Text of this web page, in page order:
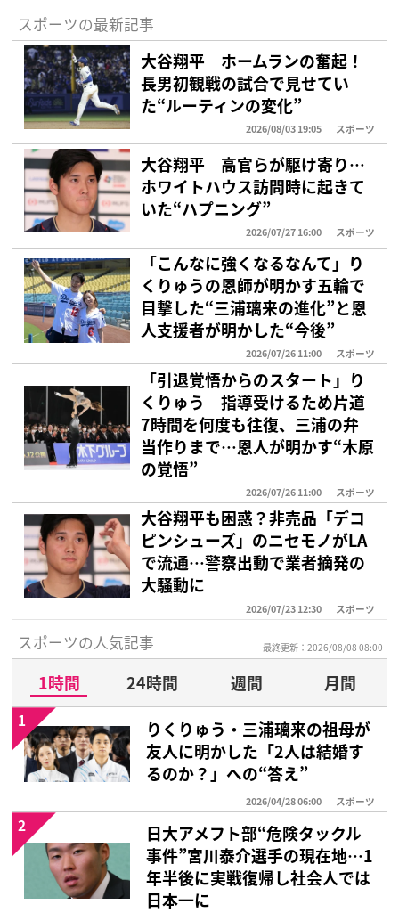
スポーツの最新記事
大谷翔平 ホームランの奮起！
長男初観戦の試合で見せてい
た“ルーティンの変化”
2026/08/03 19:05 スポーツ
大谷翔平 高官らが駆け寄り…
ホワイトハウス訪問時に起きて
いた“ハプニング”
2026/07/27 16:00 スポーツ
「こんなに強くなるなんて」り
くりゅうの恩師が明かす五輪で
目撃した“三浦璃来の進化”と恩
人支援者が明かした“今後”
2026/07/26 11:00 スポーツ
「引退覚悟からのスタート」り
くりゅう 指導受けるため片道
7時間を何度も往復、三浦の弁
当作りまで…恩人が明かす“木原
の覚悟”
2026/07/26 11:00 スポーツ
大谷翔平も困惑？非売品「デコ
ピンシューズ」のニセモノがLA
で流通…警察出動で業者摘発の
大騒動に
2026/07/23 12:30 スポーツ
スポーツの人気記事 最終更新：2026/08/08 08:00
1時間 24時間 週間
月間
りくりゅう・三浦璃来の祖母が
友人に明かした「2人は結婚す
るのか？」への“答え”
2026/04/28 06:00 スポーツ
1
日大アメフト部“危険タックル
事件”宮川泰介選手の現在地…1
年半後に実戦復帰し社会人では
日本一に
2